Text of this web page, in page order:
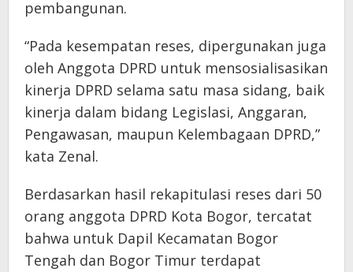
pembangunan.
“Pada kesempatan reses, dipergunakan juga
oleh Anggota DPRD untuk mensosialisasikan
kinerja DPRD selama satu masa sidang, baik
kinerja dalam bidang Legislasi, Anggaran,
Pengawasan, maupun Kelembagaan DPRD,”
kata Zenal.
Berdasarkan hasil rekapitulasi reses dari 50
orang anggota DPRD Kota Bogor, tercatat
bahwa untuk Dapil Kecamatan Bogor
Tengah dan Bogor Timur terdapat